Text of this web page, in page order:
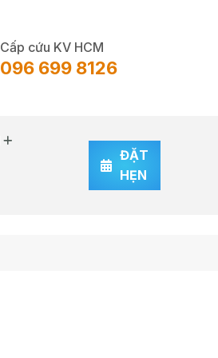
Cấp cứu KV HCM
096 699 8126
ĐẶT
HẸN